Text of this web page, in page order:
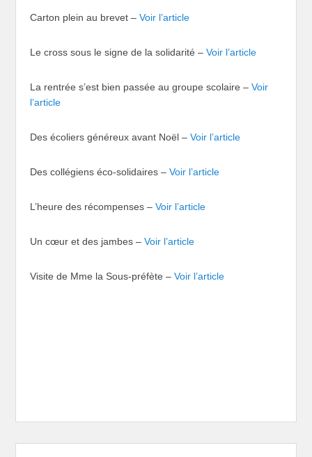
Carton plein au brevet –Voir l’article
Le cross sous le signe de la solidarité –Voir l’article
La rentrée s’est bien passée au groupe scolaire –Voir
l’article
Des écoliers généreux avant Noël –Voir l’article
Des collégiens éco-solidaires –Voir l’article
L’heure des récompenses –Voir l’article
Un cœur et des jambes –Voir l’article
Visite de Mme la Sous-préfète –Voir l’article